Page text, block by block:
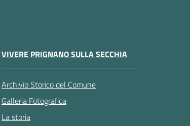
VIVERE PRIGNANO SULLA SECCHIA
Archivio Storico del Comune
Galleria Fotografica
La storia